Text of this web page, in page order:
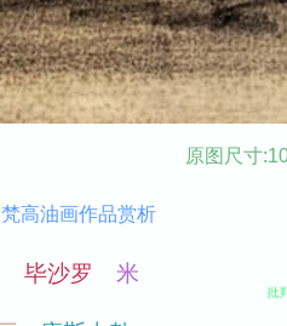
原图尺寸
梵高油画作品赏析